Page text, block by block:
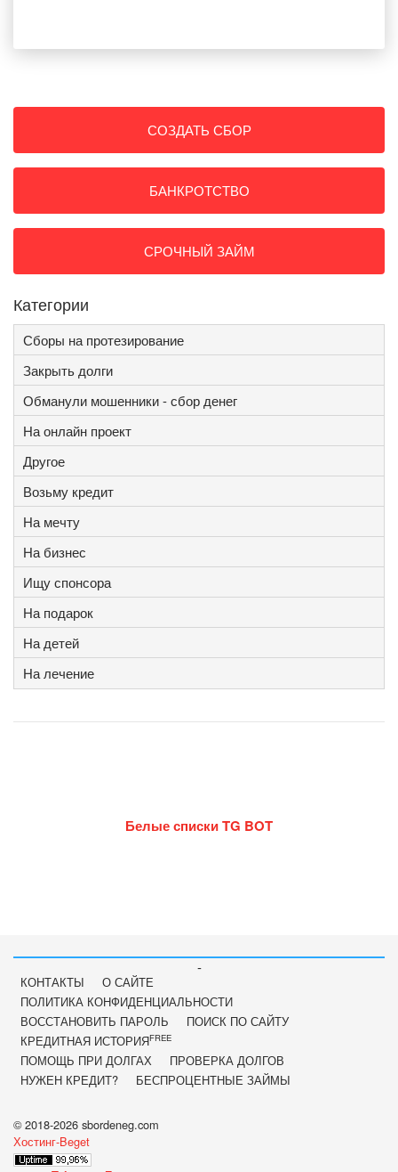
СОЗДАТЬ СБОР
БАНКРОТСТВО
СРОЧНЫЙ ЗАЙМ
Категории
Сборы на протезирование
Закрыть долги
Обманули мошенники - сбор денег
На онлайн проект
Другое
Возьму кредит
На мечту
На бизнес
Ищу спонсора
На подарок
На детей
На лечение
Белые списки TG BOT
-
КОНТАКТЫ
О САЙТЕ
ПОЛИТИКА КОНФИДЕНЦИАЛЬНОСТИ
ВОССТАНОВИТЬ ПАРОЛЬ
ПОИСК ПО САЙТУ
КРЕДИТНАЯ ИСТОРИЯFREE
ПОМОЩЬ ПРИ ДОЛГАХ
ПРОВЕРКА ДОЛГОВ
НУЖЕН КРЕДИТ?
БЕСПРОЦЕНТНЫЕ ЗАЙМЫ
© 2018-2026 sbordeneg.com
Хостинг-Beget